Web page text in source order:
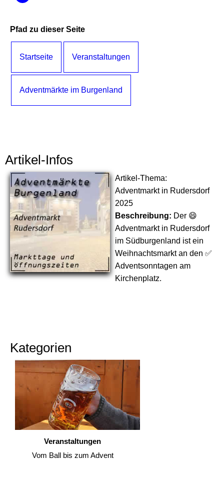
Pfad zu dieser Seite
Startseite Veranstaltungen
Adventmärkte im Burgenland
Artikel-Infos
Artikel-Thema:
Adventmarkt in Rudersdorf
2025
Beschreibung: Der 😄
Adventmarkt in Rudersdorf
im Südburgenland ist ein
Weihnachtsmarkt an den ✅
Adventsonntagen am
Kirchenplatz.
Kategorien
Veranstaltungen
Vom Ball bis zum Advent